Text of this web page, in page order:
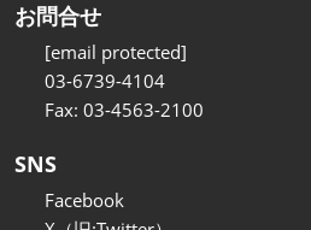
お問合せ
[email protected]
03-6739-4104
Fax: 03-4563-2100
SNS
Facebook